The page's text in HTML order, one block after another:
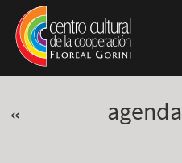
Pasar al contenido principal
Jump to main content
« agenda